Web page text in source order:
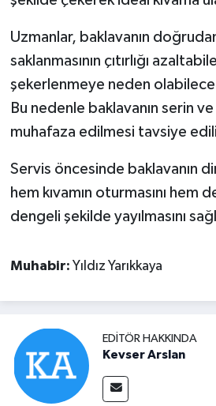
Uzmanlar, baklavanın
saklanmasının çıtırlığı
şekerlenmeye neden
Bu nedenle baklavanın serin
muhafaza edilmesi tavsiye
Servis öncesinde baklavanın
hem kıvamın oturmasını hem
dengeli şekilde yayılmasını
Muhabir: Yıldız Yarıkkaya
EDITÖR HAKKINDA
Kevser Arslan